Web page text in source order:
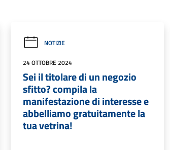
NOTIZIE
24 OTTOBRE 2024
Sei il titolare di un negozio
sfitto? compila la
manifestazione di interesse e
abbelliamo gratuitamente la
tua vetrina!